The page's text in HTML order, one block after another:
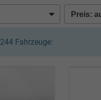
244Fahrzeuge: